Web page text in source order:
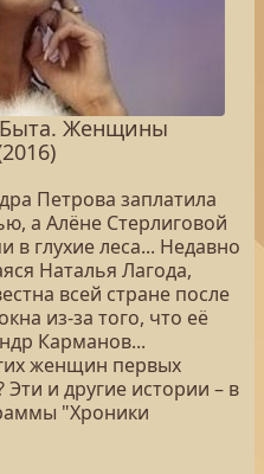
Женщины
Петрова заплатила
а Алёне Стерлиговой
глухие леса... Недавно
Наталья Лагода,
всей стране после
из-за того, что её
Карманов...
женщин первых
и другие истории – в
"Хроники